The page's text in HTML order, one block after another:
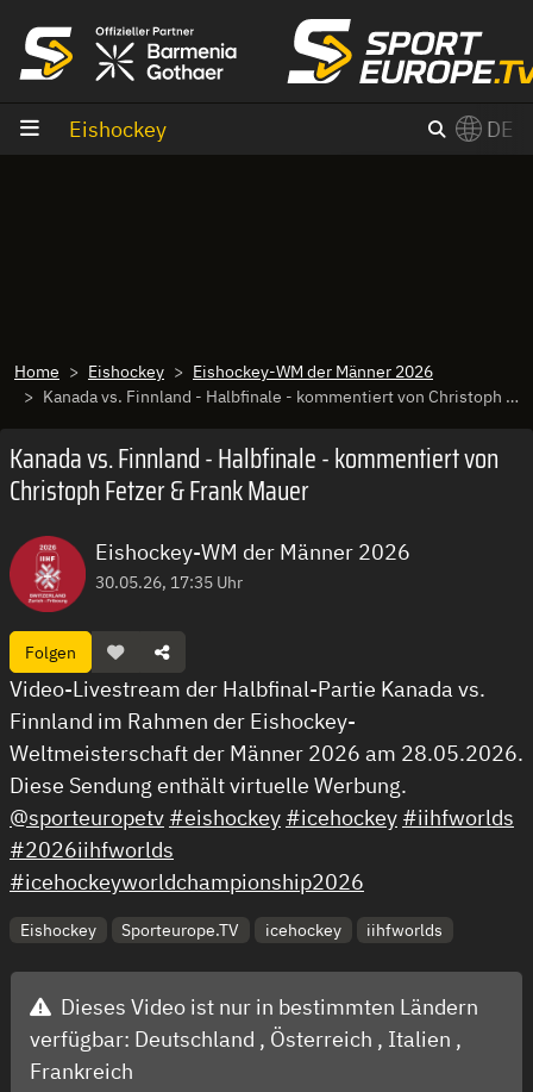
Eishockey DE
Home Eishockey
Eishockey-WM der Männer 2026
Kanada vs. Finnland - Halbfinale - kommentiert von Christoph Fetzer & Frank Mauer
Kanada vs. Finnland - Halbfinale - kommentiert von
Christoph Fetzer & Frank Mauer
Eishockey-WM der Männer 2026
30.05.26, 17:35 Uhr
Folgen
Video-Livestream der Halbfinal-Partie Kanada vs.
Finnland im Rahmen der Eishockey-
Weltmeisterschaft der Männer 2026 am 28.05.2026.
Diese Sendung enthält virtuelle Werbung.
@sporteuropetv #eishockey #icehockey #iihfworlds
#2026iihfworlds
#icehockeyworldchampionship2026
Eishockey Sporteurope.TV icehockey iihfworlds
Dieses Video ist nur in bestimmten Ländern
verfügbar: Deutschland , Österreich , Italien ,
Frankreich